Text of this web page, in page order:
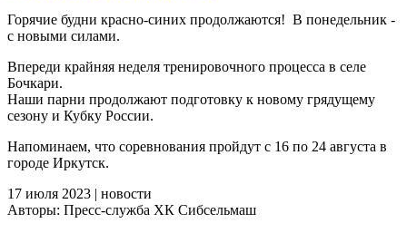
Горячие будни красно-синих продолжаются! В понедельник -
с новыми силами.
Впереди крайняя неделя тренировочного процесса в селе
Бочкари.
Наши парни продолжают подготовку к новому грядущему
сезону и Кубку России.
Напоминаем, что соревнования пройдут с 16 по 24 августа в
городе Иркутск.
17 июля 2023 | новости
Авторы: Пресс-служба ХК Сибсельмаш